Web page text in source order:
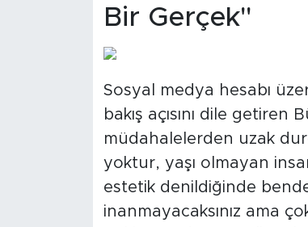
Bir Gerçek"
Sosyal medya hesabı
bakış açısını dile
müdahalelerden uzak
yoktur, yaşı olmayan
estetik denildiğinde
inanmayacaksınız ama